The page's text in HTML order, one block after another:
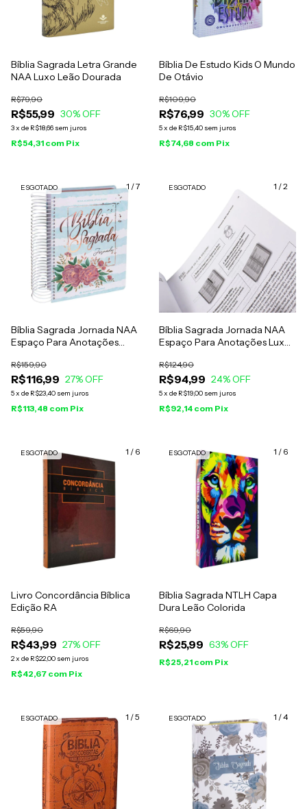
Bíblia Sagrada Letra Grande
NAA Luxo Leão Dourada
R$55,99
R$79,90
30% OFF
3x de R$18,66 sem juros
R$54,31 com Pix
Bíblia De Estudo Kids O Mundo
De Otávio
R$76,99
R$109,90
30% OFF
5x de R$15,40 sem juros
R$74,68 com Pix
1 /7
ESGOTADO
Bíblia Sagrada Jornada NAA
Espaço Para Anotações
R$116,99
R$159,90
27% OFF
5x de R$23,40 sem juros
R$113,48 com Pix
1 /2
ESGOTADO
Bíblia Sagrada Jornada NAA
Espaço Para Anotações Luxo
R$94,99
R$124,90
24% OFF
5x de R$19,00 sem juros
R$92,14 com Pix
1 / 6
ESGOTADO
Livro Concordância Bíblica
Edição RA
R$43,99
R$59,90
27% OFF
2x de R$22,00 sem juros
R$42,67 com Pix
1 / 6
ESGOTADO
Bíblia Sagrada NTLH Capa
Dura Leão Colorida
R$25,99
R$69,90
63% OFF
R$25,21 com Pix
1 /5
ESGOTADO 1 /4
ESGOTADO